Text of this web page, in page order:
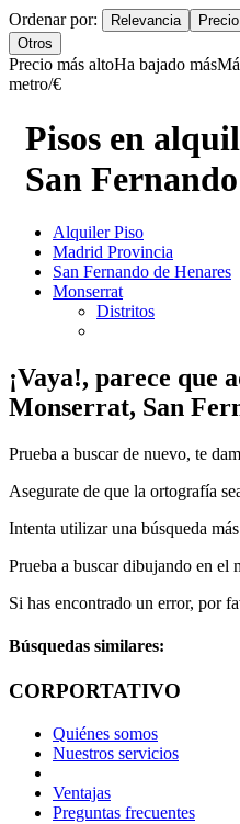
Ordenar por: Relevancia
Otros
Precio más altoHa bajado más
metro/€
Pisos en
San
Alquiler Piso
Madrid Provincia
San Fernando de Henares
Monserrat
Distritos
¡Vaya!, parece que
Monserrat, San
Prueba a buscar de nuevo, te
Asegurate de que la ortografía
Intenta utilizar una búsqueda
Prueba a buscar dibujando en el
Si has encontrado un error, por
Búsquedas similares:
CORPORTATIVO
Quiénes somos
Nuestros servicios
Ventajas
Preguntas frecuentes